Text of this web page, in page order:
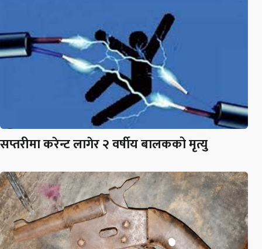
सप्तरीमा करेन्ट लागेर २ वर्षीय बालकको मृत्यु